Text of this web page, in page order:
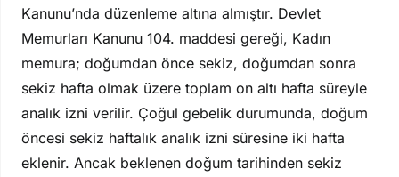
Kanunu’nda düzenleme altına almıştır. Devlet
Memurları Kanunu 104. maddesi gereği, Kadın
memura; doğumdan önce sekiz, doğumdan sonra
sekiz hafta olmak üzere toplam on altı hafta süreyle
analık izni verilir. Çoğul gebelik durumunda, doğum
öncesi sekiz haftalık analık izni süresine iki hafta
eklenir. Ancak beklenen doğum tarihinden sekiz